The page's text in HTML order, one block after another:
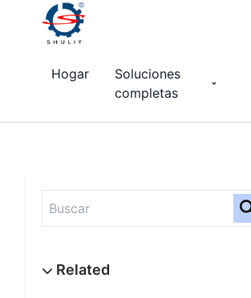
Hogar
Soluciones
completas